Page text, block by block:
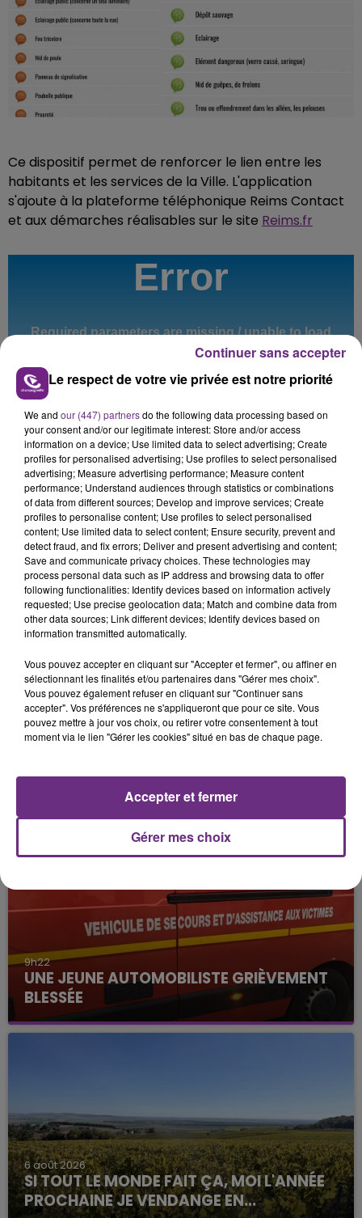
Ce dispositif permet de renforcer le lien entre les
habitants et les services de la Ville. L'application
s'ajoute à la plateforme téléphonique Reims Contact
et aux démarches réalisables sur le site Reims.fr
L'application est disponible en téléchargement gratuit
pouriOSetAndroid.
9h22
UNE JEUNE AUTOMOBILISTE GRIÈVEMENT
BLESSÉE
Une automobiliste s'est retrouvée piégée dans
son véhicule après une collision avec un poids
6 août 2026
SI TOUT LE MONDE FAIT ÇA, MOI L'ANNÉE
PROCHAINE JE VENDANGE EN...
Le respect de votre vie privée est notre priorité
We and our (447) partnersdo the following data processing based on
your consent and/or our legitimate interest: Store and/or access
information on a device; Use limited data to select advertising; Create
profiles for personalised advertising; Use profiles to select personalised
advertising; Measure advertising performance; Measure content
performance; Understand audiences through statistics or combinations
of data from different sources; Develop and improve services; Create
profiles to personalise content; Use profiles to select personalised
content; Use limited data to select content; Ensure security, prevent and
detect fraud, and fix errors; Deliver and present advertising and content;
Save and communicate privacy choices. These technologies may
process personal data such as IP address and browsing data to offer
following functionalities: Identify devices based on information actively
requested; Use precise geolocation data; Match and combine data from
other data sources; Link different devices; Identify devices based on
information transmitted automatically.
Vous pouvez accepter en cliquant sur "Accepter et fermer", ou affiner en
sélectionnant les finalités et/ou partenaires dans "Gérer mes choix".
Vous pouvez également refuser en cliquant sur "Continuer sans
accepter". Vos préférences ne s'appliqueront que pour ce site. Vous
pouvez mettre à jour vos choix, ou retirer votre consentement à tout
moment via le lien "Gérer les cookies" situé en bas de chaque page.
Gérer mes choix
Accepter et fermer
Continuer sans accepter